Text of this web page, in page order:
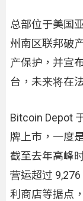
总部位于美国
州南区联邦破
产保护，并宣
台，未来将在
Bitcoin Depot
牌上市，一度
截至去年高峰
营运超过
利商店等据点